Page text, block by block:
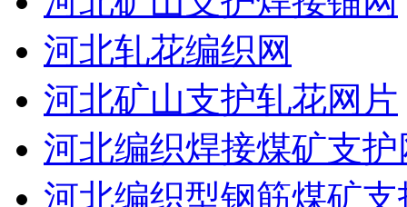
河北轧花编织网
河北矿山支护轧花网片
河北编织焊接煤矿支护
河北编织型钢筋煤矿